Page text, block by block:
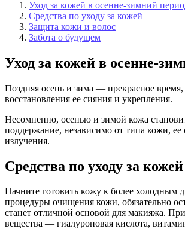
Уход за кожей в осенне-зимний
Средства по уходу за кожей
Защита кожи и волос
Забота о будущем
Уход за кожей в осенне-
Поздняя осень и зима — прекрасное
восстановления ее сияния и укрепления.
Несомненно, осенью и зимой кожа
поддержание, независимо от типа кожи,
излучения.
Средства по уходу за кожей
Начните готовить кожу к более холодным
процедуры очищения кожи, обязательно
станет отличной основой для макияжа.
вещества — гиалуроновая кислота,